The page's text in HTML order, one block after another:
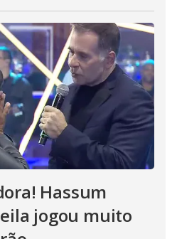
Hassum
jogou muito